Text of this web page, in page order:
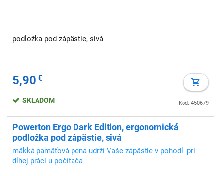
podložka pod zápästie, sivá
5,90 €
Kód: 450679
SKLADOM
Powerton Ergo Dark Edition, ergonomická
podložka pod zápästie, sivá
mäkká pamäťová pena udrží Vaše zápästie v pohodlí pri
dlhej práci u počítača